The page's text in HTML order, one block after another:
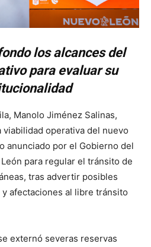
los alcances del
para evaluar su
Manolo Jiménez Salinas,
operativa del nuevo
anunciado por el Gobierno del
para regular el tránsito de
tras advertir posibles
afectaciones al libre tránsito
externó severas reservas